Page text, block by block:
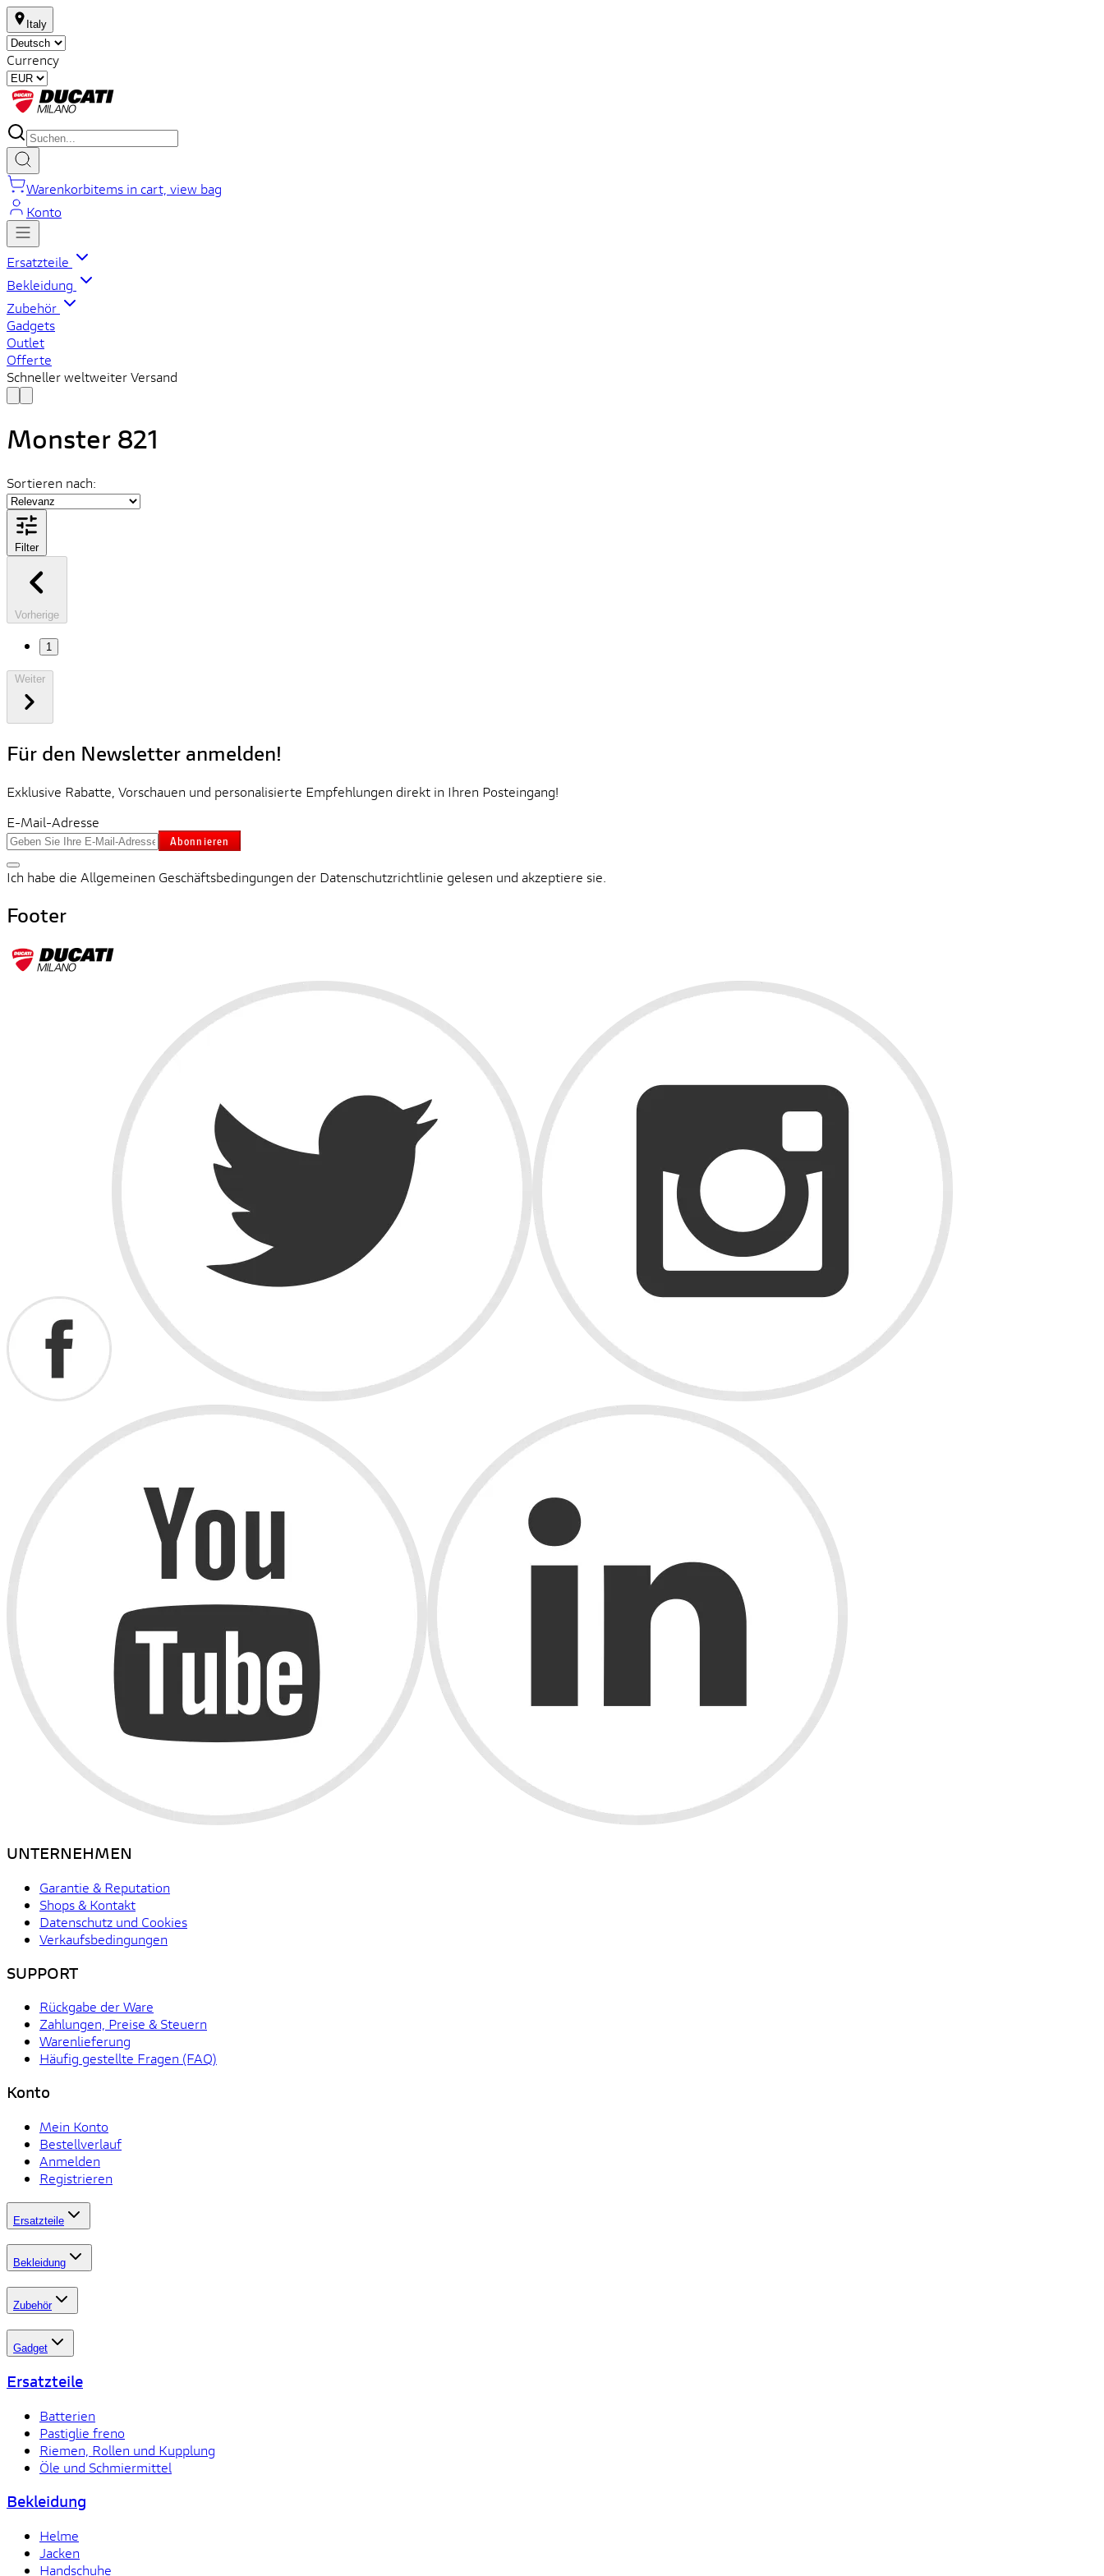
Italy
Currency
Warenkorbitems in cart, view bag
Konto
Ersatzteile
Bekleidung
Zubehör
Gadgets
Outlet
Offerte
Schneller weltweiter Versand
Monster 821
Sortieren nach:
Filter
Vorherige
1
Für den Newsletter anmelden!
Exklusive Rabatte, Vorschauen und personalisierte Empfehlungen direkt in Ihren Posteingang!
E-Mail-Adresse
Abonnieren
Ich habe die Allgemeinen Geschäftsbedingungen der Datenschutzrichtlinie gelesen und akzeptiere sie.
Footer
UNTERNEHMEN
Garantie & Reputation
Shops & Kontakt
Datenschutz und Cookies
Verkaufsbedingungen
SUPPORT
Rückgabe der Ware
Zahlungen, Preise & Steuern
Warenlieferung
Häufig gestellte Fragen (FAQ)
Konto
Mein Konto
Bestellverlauf
Anmelden
Registrieren
Ersatzteile
Bekleidung
Zubehör
Gadget
Ersatzteile
Batterien
Pastiglie freno
Riemen, Rollen und Kupplung
Öle und Schmiermittel
Bekleidung
Helme
Jacken
Handschuhe